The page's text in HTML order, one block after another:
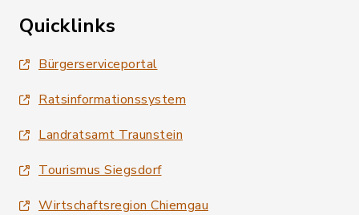
Quicklinks
Bürgerserviceportal
Ratsinformationssystem
Landratsamt Traunstein
Tourismus Siegsdorf
Wirtschaftsregion Chiemgau